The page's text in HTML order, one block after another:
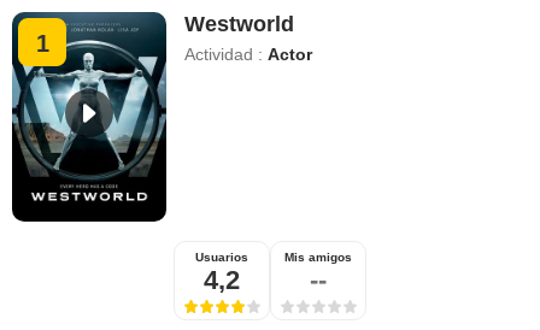
1
Westworld
Actividad :Actor
Usuarios
4,2
Mis amigos
--